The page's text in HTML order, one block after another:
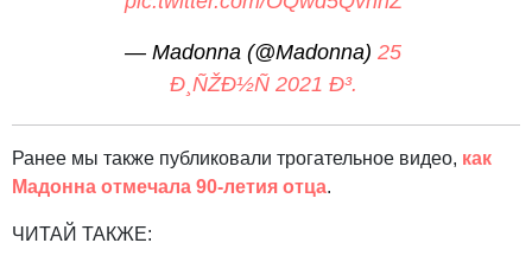
— Madonna (@Madonna) 25
Ð¸ÑŽÐ½Ñ 2021 Ð³.
Ранее мы также публиковали трогательное видео, как
Мадонна отмечала 90-летия отца.
ЧИТАЙ ТАКЖЕ: